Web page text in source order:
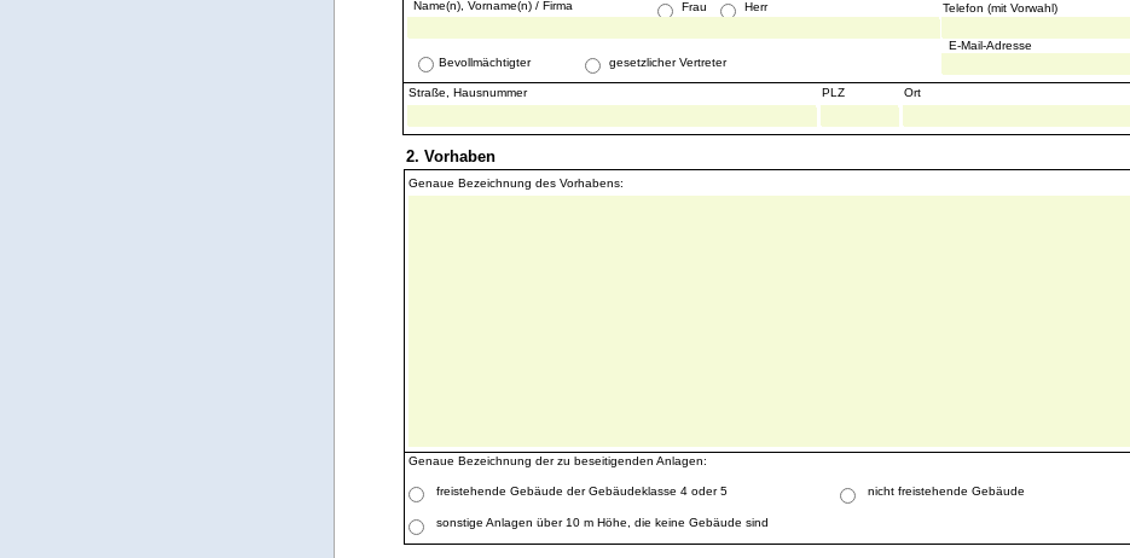
gesetzlicher Vertreter
Bevollmächtigter
Straße, Hausnummer PLZ Ort
Name(n), Vorname(n) / Firma
Telefon (mit Vorwahl)
E-Mail-Adresse
2. Vorhaben
Genaue Bezeichnung des Vorhabens:
Genaue Bezeichnung der zu beseitigenden Anlagen:
freistehende Gebäude der Gebäudeklasse 4 oder 5
sonstige Anlagen über 10 m Höhe, die keine Gebäude sind
nicht freistehende Gebäude
Herr
Frau